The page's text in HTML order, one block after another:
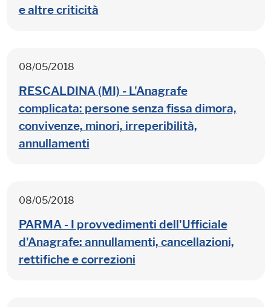
e altre criticità
08/05/2018
RESCALDINA (MI) - L'Anagrafe
complicata: persone senza fissa dimora,
convivenze, minori, irreperibilità,
annullamenti
08/05/2018
PARMA - I provvedimenti dell'Ufficiale
d'Anagrafe: annullamenti, cancellazioni,
rettifiche e correzioni